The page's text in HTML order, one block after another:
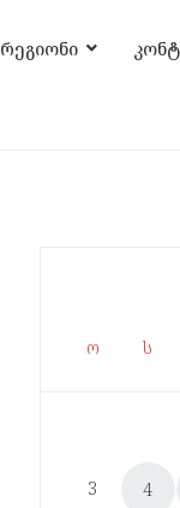
რეგიონი
ო ს
3 4